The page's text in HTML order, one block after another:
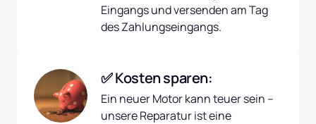
Eingangs und versenden am Tag
des Zahlungseingangs.
✅ Kosten sparen:
Ein neuer Motor kann teuer sein –
unsere Reparatur ist eine